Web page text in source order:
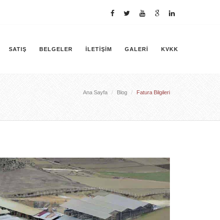
SATIŞ BELGELER İLETIŞIM GALERI KVKK
Ana Sayfa Blog Fatura Bilgileri